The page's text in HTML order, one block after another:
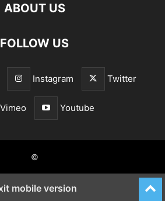
ABOUT US
FOLLOW US
Instagram Twitter
Vimeo Youtube
©
mobile version